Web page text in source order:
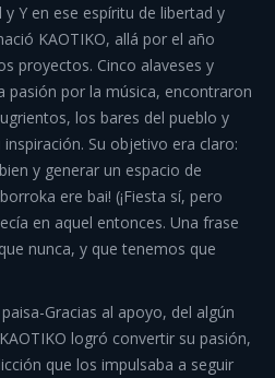
Y en ese espíritu de libertad y
KAOTIKO, allá por el año
proyectos. Cinco alaveses y
pasión por la música, encontraron
los bares del pueblo y
Su objetivo era claro:
y generar un espacio de
ere bai! (¡Fiesta sí, pero
en aquel entonces. Una frase
nunca, y que tenemos que
Gracias al apoyo, del algún
logró convertir su pasión,
que los impulsaba a seguir